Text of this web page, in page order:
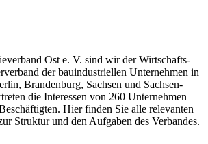
Ost e. V. sind wir der Wirtschafts-
der bauindustriellen Unternehmen in
Brandenburg, Sachsen und Sachsen-
die Interessen von 260 Unternehmen
Hier finden Sie alle relevanten
Struktur und den Aufgaben des Verbandes.